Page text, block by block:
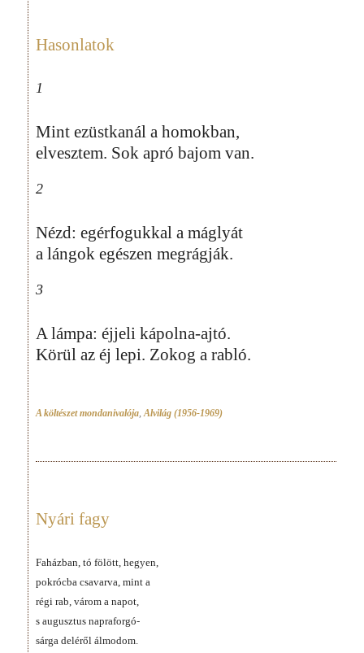
Hasonlatok
1
Mint ezüstkanál a homokban,
elvesztem. Sok apró bajom van.
2
Nézd: egérfogukkal a máglyát
a lángok egészen megrágják.
3
A lámpa: éjjeli kápolna-ajtó.
Körül az éj lepi. Zokog a rabló.
A költészet mondanivalója,Alvilág (1956-1969)
Nyári fagy
Faházban, tó fölött, hegyen,
pokrócba csavarva, mint a
régi rab, várom a napot,
s augusztus napraforgó-
sárga deléről álmodom.